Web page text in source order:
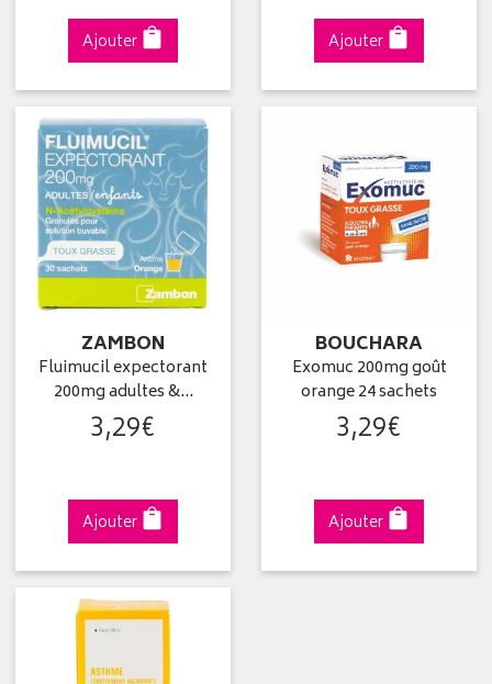
Ajouter Ajouter
ZAMBON
Fluimucil expectorant
200mg adultes &…
3,29€
Ajouter
BOUCHARA
Exomuc 200mg goût
orange 24 sachets
3,29€
Ajouter